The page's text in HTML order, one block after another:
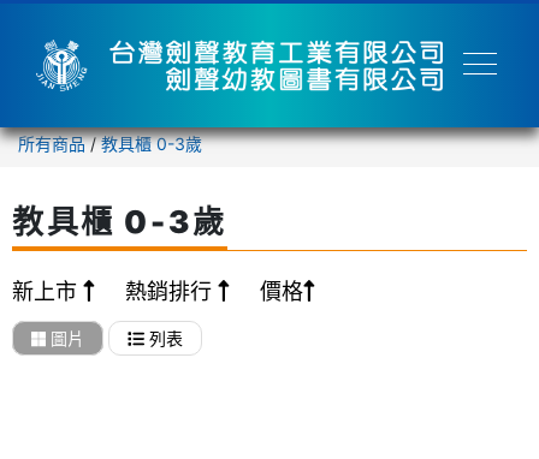
所有商品/教具櫃 0-3歲
教具櫃 0-3歲
新上市 熱銷排行 價格
圖片 列表